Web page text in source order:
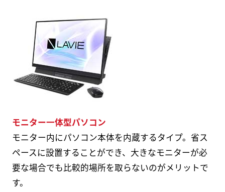
モニター一体型パソコン
モニター内にパソコン本体を内蔵するタイプ。省ス
ペースに設置することができ、大きなモニターが必
要な場合でも比較的場所を取らないのがメリットで
す。